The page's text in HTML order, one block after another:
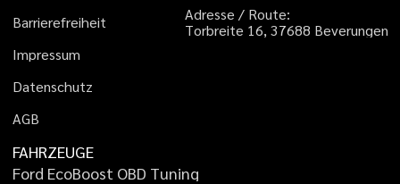
Barrierefreiheit
Impressum
Datenschutz
AGB
Adresse / Route:
Torbreite 16, 37688 Beverungen
FAHRZEUGE
Ford EcoBoost OBD Tuning